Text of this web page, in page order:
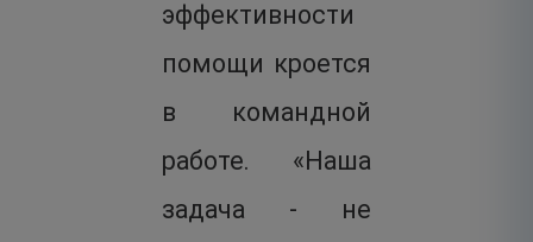
эффективности
помощи кроется
в командной
работе. «Наша
задача - не